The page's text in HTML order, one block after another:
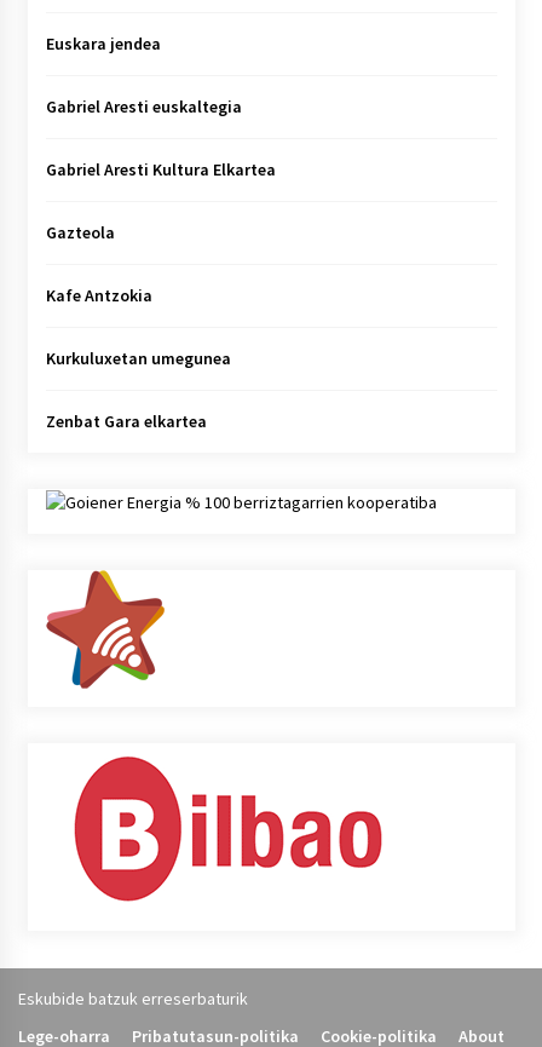
Euskara jendea
Gabriel Aresti euskaltegia
Gabriel Aresti Kultura Elkartea
Gazteola
Kafe Antzokia
Kurkuluxetan umegunea
Zenbat Gara elkartea
Eskubide batzuk erreserbaturik
Lege-oharra
Pribatutasun-politika Cookie-politika About